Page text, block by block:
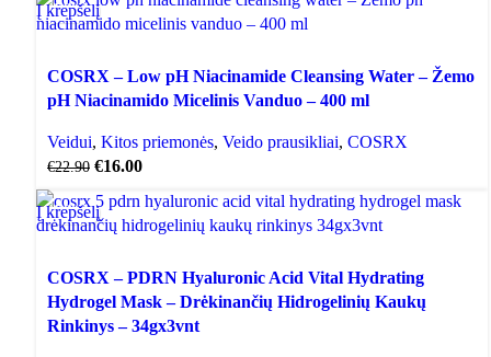
AKCIJA
Į krepšelį
COSRX – Low pH Niacinamide Cleansing Water – Žemo
pH Niacinamido Micelinis Vanduo – 400 ml
Veidui, Kitos priemonės, Veido prausikliai, COSRX
€22.90 €16.00
AKCIJA
Į krepšelį
COSRX – PDRN Hyaluronic Acid Vital Hydrating
Hydrogel Mask – Drėkinančių Hidrogelinių Kaukų
Rinkinys – 34gx3vnt